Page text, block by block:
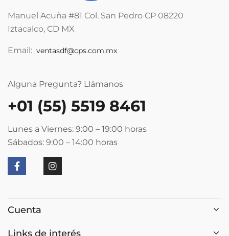
Manuel Acuña #81 Col. San Pedro CP 08220
Iztacalco, CD MX
Email: ventasdf@cps.com.mx
Alguna Pregunta? Llámanos
+01 (55) 5519 8461
Lunes a Viernes: 9:00 – 19:00 horas
Sábados: 9:00 – 14:00 horas
Cuenta
Links de interés